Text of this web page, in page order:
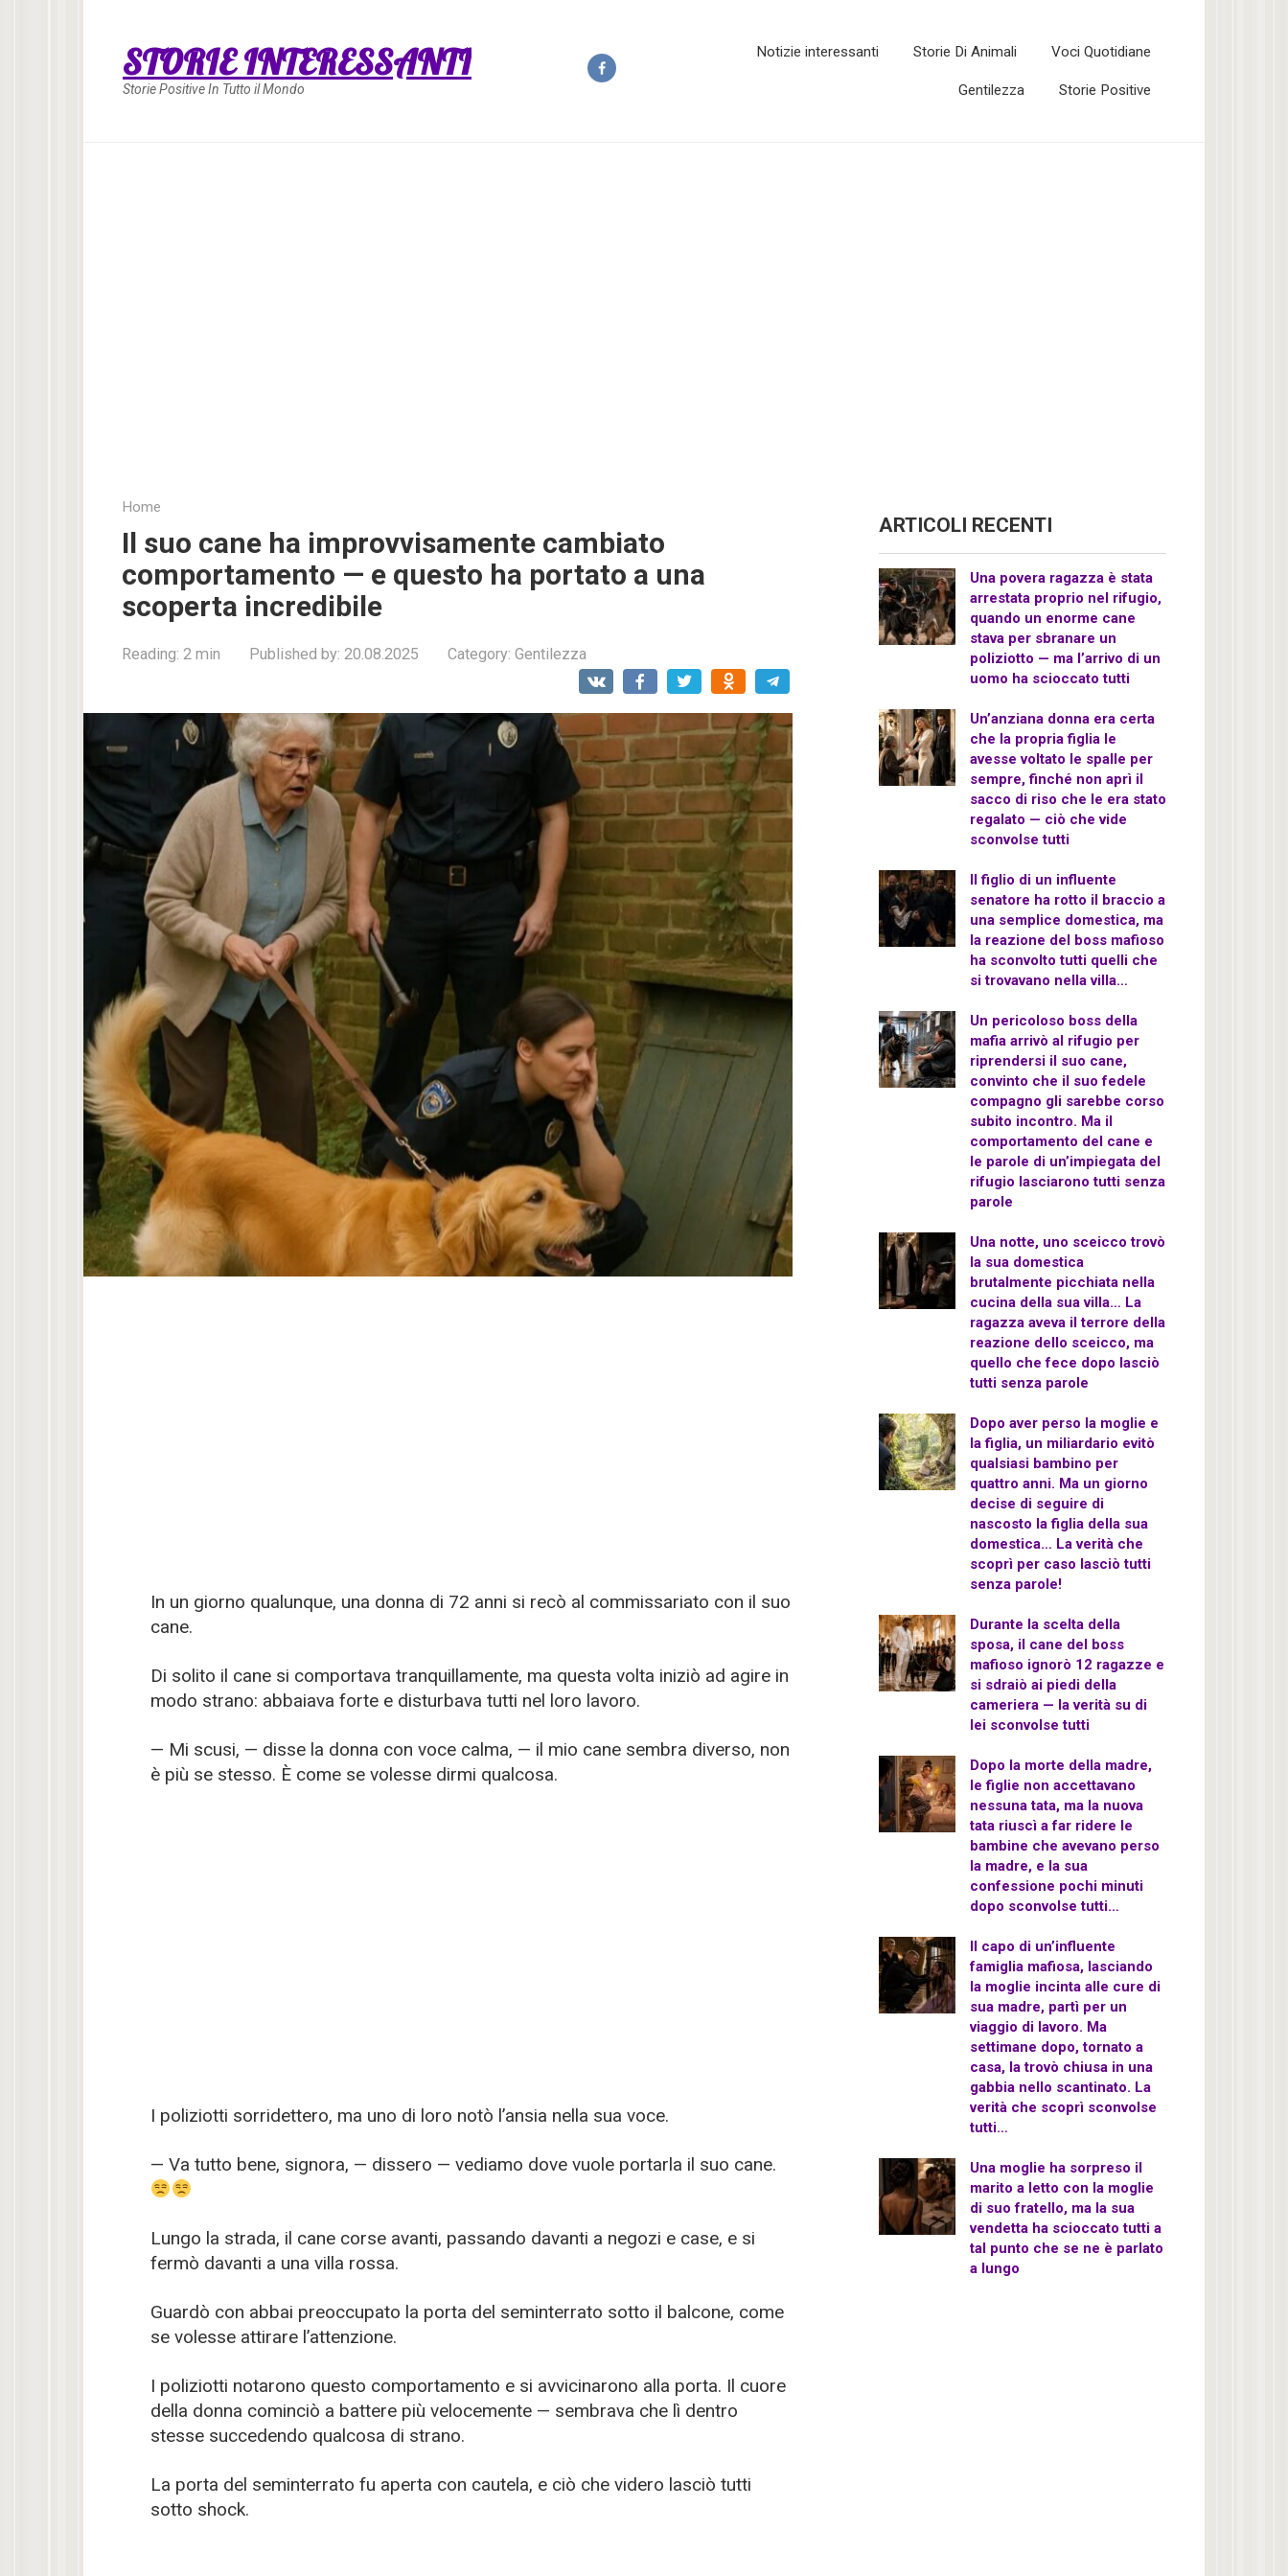
STORIE INTERESSANTI
Storie Positive In Tutto il Mondo
Notizie interessanti Storie Di Animali Voci Quotidiane
Gentilezza Storie Positive
Home
Il suo cane ha improvvisamente cambiato
comportamento — e questo ha portato a una
scoperta incredibile
Reading: 2 min Published by: 20.08.2025 Category: Gentilezza
In un giorno qualunque, una donna di 72 anni si recò al commissariato con il suo
cane.
Di solito il cane si comportava tranquillamente, ma questa volta iniziò ad agire in
modo strano: abbaiava forte e disturbava tutti nel loro lavoro.
— Mi scusi, — disse la donna con voce calma, — il mio cane sembra diverso, non
è più se stesso. È come se volesse dirmi qualcosa.
I poliziotti sorridettero, ma uno di loro notò l’ansia nella sua voce.
— Va tutto bene, signora, — dissero — vediamo dove vuole portarla il suo cane.
Lungo la strada, il cane corse avanti, passando davanti a negozi e case, e si
fermò davanti a una villa rossa.
Guardò con abbai preoccupato la porta del seminterrato sotto il balcone, come
se volesse attirare l’attenzione.
I poliziotti notarono questo comportamento e si avvicinarono alla porta. Il cuore
della donna cominciò a battere più velocemente — sembrava che lì dentro
stesse succedendo qualcosa di strano.
La porta del seminterrato fu aperta con cautela, e ciò che videro lasciò tutti
sotto shock.
ARTICOLI RECENTI
Una povera ragazza è stata
arrestata proprio nel rifugio,
quando un enorme cane
stava per sbranare un
poliziotto — ma l’arrivo di un
uomo ha scioccato tutti
Un’anziana donna era certa
che la propria figlia le
avesse voltato le spalle per
sempre, finché non aprì il
sacco di riso che le era stato
regalato — ciò che vide
sconvolse tutti
Il figlio di un influente
senatore ha rotto il braccio a
una semplice domestica, ma
la reazione del boss mafioso
ha sconvolto tutti quelli che
si trovavano nella villa…
Un pericoloso boss della
mafia arrivò al rifugio per
riprendersi il suo cane,
convinto che il suo fedele
compagno gli sarebbe corso
subito incontro. Ma il
comportamento del cane e
le parole di un’impiegata del
rifugio lasciarono tutti senza
parole
Una notte, uno sceicco trovò
la sua domestica
brutalmente picchiata nella
cucina della sua villa… La
ragazza aveva il terrore della
reazione dello sceicco, ma
quello che fece dopo lasciò
tutti senza parole
Dopo aver perso la moglie e
la figlia, un miliardario evitò
qualsiasi bambino per
quattro anni. Ma un giorno
decise di seguire di
nascosto la figlia della sua
domestica… La verità che
scoprì per caso lasciò tutti
senza parole!
Durante la scelta della
sposa, il cane del boss
mafioso ignorò 12 ragazze e
si sdraiò ai piedi della
cameriera — la verità su di
lei sconvolse tutti
Dopo la morte della madre,
le figlie non accettavano
nessuna tata, ma la nuova
tata riuscì a far ridere le
bambine che avevano perso
la madre, e la sua
confessione pochi minuti
dopo sconvolse tutti…
Il capo di un’influente
famiglia mafiosa, lasciando
la moglie incinta alle cure di
sua madre, partì per un
viaggio di lavoro. Ma
settimane dopo, tornato a
casa, la trovò chiusa in una
gabbia nello scantinato. La
verità che scoprì sconvolse
tutti…
Una moglie ha sorpreso il
marito a letto con la moglie
di suo fratello, ma la sua
vendetta ha scioccato tutti a
tal punto che se ne è parlato
a lungo